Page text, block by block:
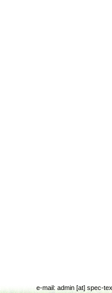
e-mail: admin [at] spec-